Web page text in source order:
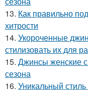
13. Как правильно
хитрости
14. Укороченные
стилизовать их для
15. Джинсы женские
сезона
16. Уникальный